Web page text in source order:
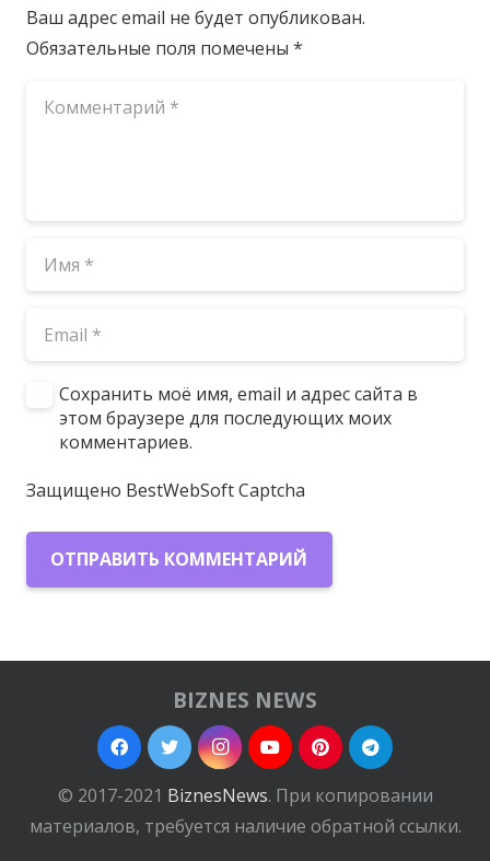
Ваш адрес email не будет опубликован.
Обязательные поля помечены *
Сохранить моё имя, email и адрес сайта в
этом браузере для последующих моих
комментариев.
Защищено BestWebSoft Captcha
ОТПРАВИТЬ КОММЕНТАРИЙ
BIZNES NEWS
© 2017-2021 BiznesNews. При копировании
материалов, требуется наличие обратной ссылки.